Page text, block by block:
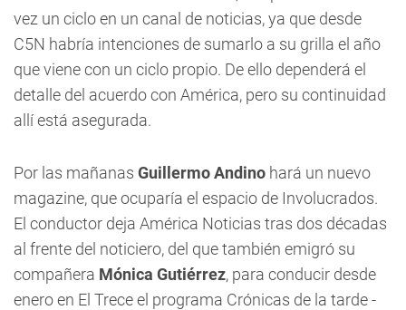
vez un ciclo en un canal de noticias, ya que desde
C5N habría intenciones de sumarlo a su grilla el año
que viene con un ciclo propio. De ello dependerá el
detalle del acuerdo con América, pero su continuidad
allí está asegurada.
Por las mañanas Guillermo Andino hará un nuevo
magazine, que ocuparía el espacio de Involucrados.
El conductor deja América Noticias tras dos décadas
al frente del noticiero, del que también emigró su
compañera Mónica Gutiérrez, para conducir desde
enero en El Trece el programa Crónicas de la tarde-